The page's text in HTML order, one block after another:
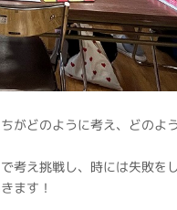
がどのように考え、どのよ
考え挑戦し、時には失敗を
ます！